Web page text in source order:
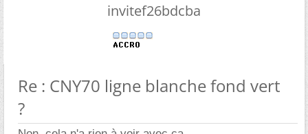
invitef26bdcba
Re : CNY70 ligne blanche fond vert
?